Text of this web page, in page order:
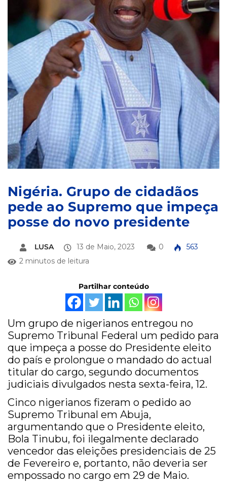
Nigéria. Grupo de cidadãos
pede ao Supremo que impeça
posse do novo presidente
LUSA 13 de Maio, 2023 0
563
2 minutos de leitura
Partilhar conteúdo
Um grupo de nigerianos entregou no
Supremo Tribunal Federal um pedido para
que impeça a posse do Presidente eleito
do país e prolongue o mandado do actual
titular do cargo, segundo documentos
judiciais divulgados nesta sexta-feira, 12.
Cinco nigerianos fizeram o pedido ao
Supremo Tribunal em Abuja,
argumentando que o Presidente eleito,
Bola Tinubu, foi ilegalmente declarado
vencedor das eleições presidenciais de 25
de Fevereiro e, portanto, não deveria ser
empossado no cargo em 29 de Maio.